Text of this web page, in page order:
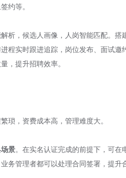
约等。
析，候选人画像，人岗智能匹配。
程实时跟进追踪，岗位发布、面试
，提升招聘效率。
琐，资费成本高，管理难度大。
景。在实名认证完成的前提下，可
务管理者都可以处理合同签署，提